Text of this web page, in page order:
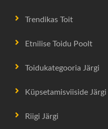
Trendikas Toit
Etnilise Toidu Poolt
Toidukategooria Järgi
Küpsetamisviiside Järgi
Riigi Järgi